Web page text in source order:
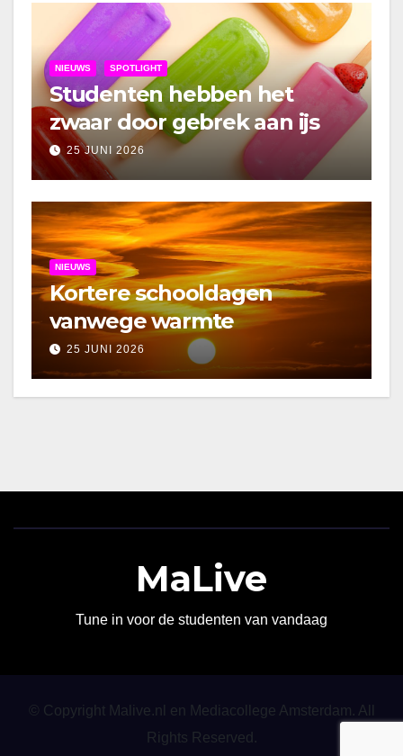
NIEUWS SPOTLIGHT
Studenten hebben het
zwaar door gebrek aan ijs
25 JUNI 2026
NIEUWS
Kortere schooldagen
vanwege warmte
25 JUNI 2026
MaLive
Tune in voor de studenten van vandaag
© Copyright Malive.nl en Mediacollege Amsterdam. All
Rights Reserved.